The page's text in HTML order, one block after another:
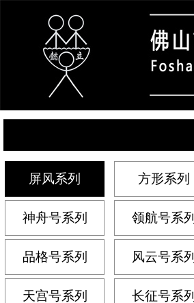
屏风系列 方形系列
神舟号系列 领航号系列
品格号系列 风云号系列
天宫号系列 长征号系列